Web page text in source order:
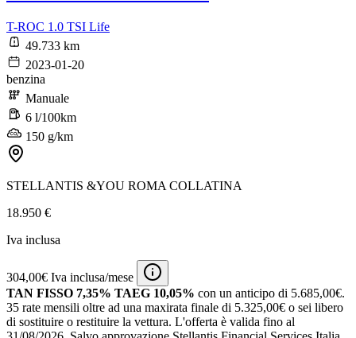
T-ROC 1.0 TSI Life
49.733 km
2023-01-20
benzina
Manuale
6 l/100km
150 g/km
STELLANTIS &YOU ROMA COLLATINA
18.950 €
Iva inclusa
304,00€ Iva inclusa/mese
TAN FISSO 7,35% TAEG 10,05% con un anticipo di 5.685,00€.
35 rate mensili oltre ad una maxirata finale di 5.325,00€ o sei libero
di sostituire o restituire la vettura. L'offerta è valida fino al